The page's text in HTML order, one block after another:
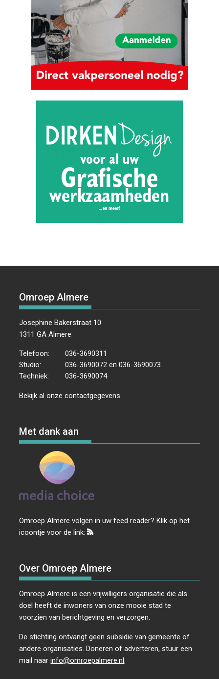
Omroep Almere
Josephine Bakerstraat 10
1311 GA Almere
Telefoon:
036-3690311
Studio:
036-3690072 en 036-3690073
Techniek:
036-3690074
Bekijk al onzecontactgegevens
Met dank aan
Omroep Almere volgen in uw feed reader? Klik op het
icoontje voor de link:
Over Omroep Almere
Omroep Almere is een vrijwilligers organisatie die als
doel heeft de inwoners van onze mooie stad te
voorzien van berichtgeving en verzorgen.
De stichting ontvangt geen subsidie van gemeente of
andere organisaties. Doneren of adverteren, stuur een
mail naarinfo@omroepalmere.nl.